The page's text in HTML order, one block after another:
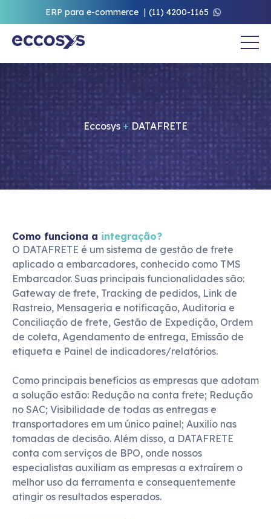
ERP para e-commerce (11) 4200-1165
Eccosys + DATAFRETE
Como funciona a integração?
O DATAFRETE é um sistema de gestão de frete
aplicado a embarcadores, conhecido como TMS
Embarcador. Suas principais funcionalidades são:
Gateway de frete, Tracking de pedidos, Link de
Rastreio, Mensageria e notificação, Auditoria e
Conciliação de frete, Gestão de Expedição, Ordem
de coleta, Agendamento de entrega, Emissão de
etiqueta e Painel de indicadores/relatórios.
Como principais benefícios as empresas que adotam
a solução estão: Redução na conta frete; Redução
no SAC; Visibilidade de todas as entregas e
transportadores em um único painel; Auxilio nas
tomadas de decisão. Além disso, a DATAFRETE
conta com serviços de BPO, onde nossos
especialistas auxiliam as empresas a extraírem o
melhor uso da ferramenta e consequentemente
atingir os resultados esperados.